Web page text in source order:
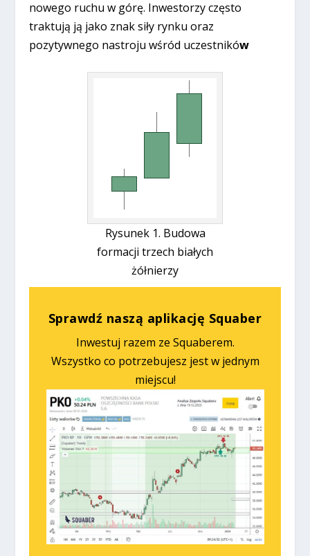
nowego ruchu w górę. Inwestorzy często
traktują ją jako znak siły rynku oraz
pozytywnego nastroju wśród uczestników
Rysunek 1. Budowa
formacji trzech białych
żółnierzy
Sprawdź naszą aplikację Squaber
Inwestuj razem ze Squaberem.
Wszystko co potrzebujesz jest w jednym
miejscu!